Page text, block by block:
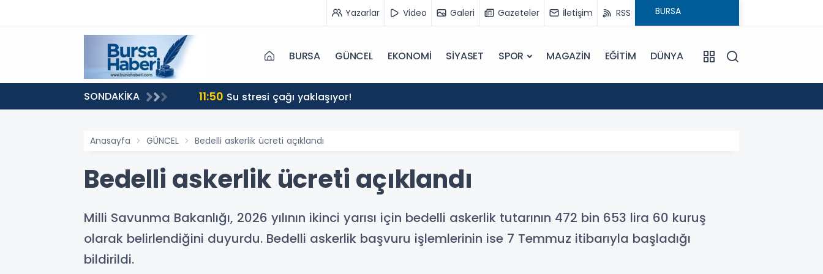
Yazarlar Video Galeri Gazeteler İletişim RSS
BURSA GÜNCEL EKONOMİ SİYASET SPOR MAGAZİN EĞİTİM DÜNYA
SONDAKİKA 11:50 Su stresi çağı yaklaşıyor!
Anasayfa GÜNCEL Bedelli askerlik ücreti açıklandı
Bedelli askerlik ücreti açıklandı
Milli Savunma Bakanlığı, 2026 yılının ikinci yarısı için bedelli askerlik tutarının 472 bin 653 lira 60 kuruş
olarak belirlendiğini duyurdu. Bedelli askerlik başvuru işlemlerinin ise 7 Temmuz itibarıyla başladığı
bildirildi.